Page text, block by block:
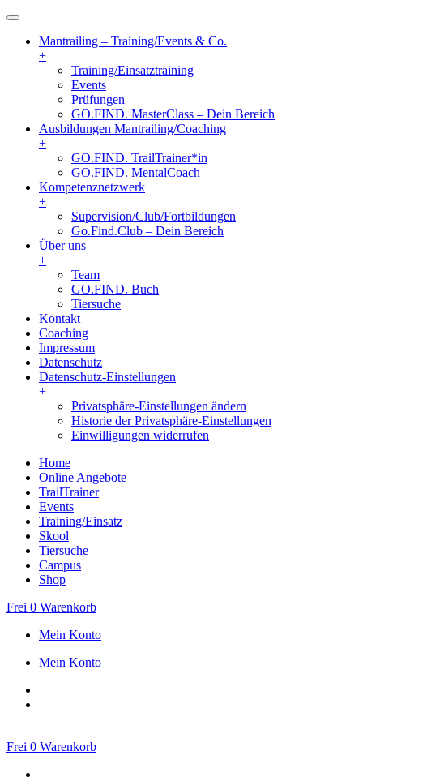
Mantrailing – Training/Events & Co.
+
Training/Einsatztraining
Events
Prüfungen
GO.FIND. MasterClass – Dein Bereich
Ausbildungen Mantrailing/Coaching
+
GO.FIND. TrailTrainer*in
GO.FIND. MentalCoach
Kompetenznetzwerk
+
Supervision/Club/Fortbildungen
Go.Find.Club – Dein Bereich
Über uns
+
Team
GO.FIND. Buch
Tiersuche
Kontakt
Coaching
Impressum
Datenschutz
Datenschutz-Einstellungen
+
Privatsphäre-Einstellungen ändern
Historie der Privatsphäre-Einstellungen
Einwilligungen widerrufen
Home
Online Angebote
TrailTrainer
Events
Training/Einsatz
Skool
Tiersuche
Campus
Shop
Frei 0 Warenkorb
Mein Konto
Mein Konto
Frei 0 Warenkorb